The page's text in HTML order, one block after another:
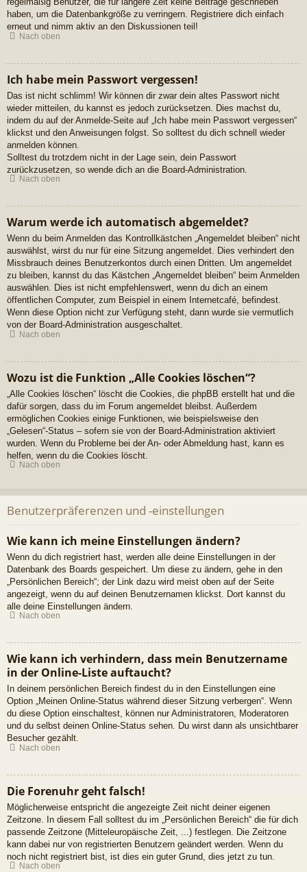
haben, um die Datenbankgröße zu verringern. Registriere dich einfach
erneut und nimm aktiv an den Diskussionen teil!
Nach oben
Ich habe mein Passwort vergessen!
Das ist nicht schlimm! Wir können dir zwar dein altes Passwort nicht
wieder mitteilen, du kannst es jedoch zurücksetzen. Dies machst du,
indem du auf der Anmelde-Seite auf „Ich habe mein Passwort vergessen“
klickst und den Anweisungen folgst. So solltest du dich schnell wieder
anmelden können.
Solltest du trotzdem nicht in der Lage sein, dein Passwort
zurückzusetzen, so wende dich an die Board-Administration.
Nach oben
Warum werde ich automatisch abgemeldet?
Wenn du beim Anmelden das Kontrollkästchen „Angemeldet bleiben“ nicht
auswählst, wirst du nur für eine Sitzung angemeldet. Dies verhindert den
Missbrauch deines Benutzerkontos durch einen Dritten. Um angemeldet
zu bleiben, kannst du das Kästchen „Angemeldet bleiben“ beim Anmelden
auswählen. Dies ist nicht empfehlenswert, wenn du dich an einem
öffentlichen Computer, zum Beispiel in einem Internetcafé, befindest.
Wenn diese Option nicht zur Verfügung steht, dann wurde sie vermutlich
von der Board-Administration ausgeschaltet.
Nach oben
Wozu ist die Funktion „Alle Cookies löschen“?
„Alle Cookies löschen“ löscht die Cookies, die phpBB erstellt hat und die
dafür sorgen, dass du im Forum angemeldet bleibst. Außerdem
ermöglichen Cookies einige Funktionen, wie beispielsweise den
„Gelesen“-Status – sofern sie von der Board-Administration aktiviert
wurden. Wenn du Probleme bei der An- oder Abmeldung hast, kann es
helfen, wenn du die Cookies löscht.
Nach oben
Benutzerpräferenzen und -einstellungen
Wie kann ich meine Einstellungen ändern?
Wenn du dich registriert hast, werden alle deine Einstellungen in der
Datenbank des Boards gespeichert. Um diese zu ändern, gehe in den
„Persönlichen Bereich“; der Link dazu wird meist oben auf der Seite
angezeigt, wenn du auf deinen Benutzernamen klickst. Dort kannst du
alle deine Einstellungen ändern.
Nach oben
Wie kann ich verhindern, dass mein Benutzername
in der Online-Liste auftaucht?
In deinem persönlichen Bereich findest du in den Einstellungen eine
Option „Meinen Online-Status während dieser Sitzung verbergen“. Wenn
du diese Option einschaltest, können nur Administratoren, Moderatoren
und du selbst deinen Online-Status sehen. Du wirst dann als unsichtbarer
Besucher gezählt.
Nach oben
Die Forenuhr geht falsch!
Möglicherweise entspricht die angezeigte Zeit nicht deiner eigenen
Zeitzone. In diesem Fall solltest du im „Persönlichen Bereich“ die für dich
passende Zeitzone (Mitteleuropäische Zeit, ...) festlegen. Die Zeitzone
kann dabei nur von registrierten Benutzern geändert werden. Wenn du
noch nicht registriert bist, ist dies ein guter Grund, dies jetzt zu tun.
Nach oben